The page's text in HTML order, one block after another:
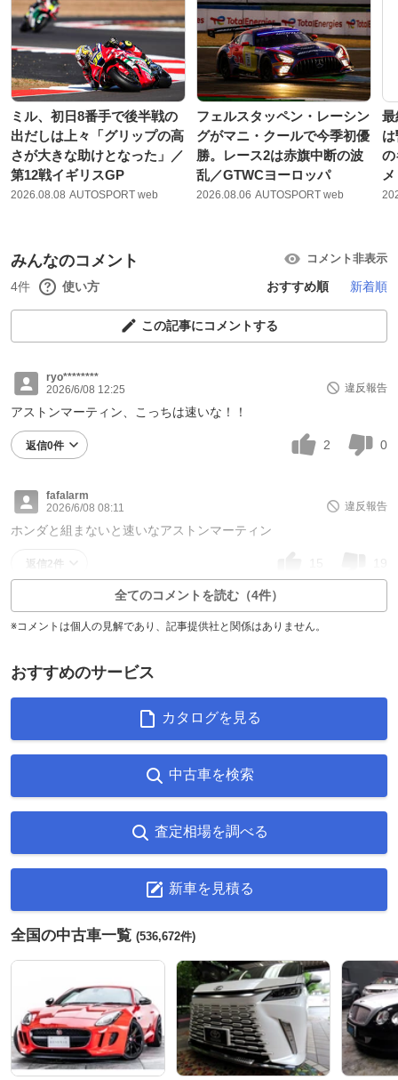
ミル、初日8番手で後半戦の
出だしは上々「グリップの高
さが大きな助けとなった」／
第12戦イギリスGP
2026.08.08 AUTOSPORT web
フェルスタッペン・レーシン
グがマニ・クールで今季初優
勝。レース2は赤旗中断の波
乱／GTWCヨーロッパ
2026.08.06 AUTOSPORT web
最
の
みんなのコメント コメント非表示
4件 使い方 おすすめ順 新着順
この記事にコメントする
ryo********
2026/6/08 12:25
違反報告
アストンマーティン、こっちは速いな！！
返信0件 2 0
fafalarm
2026/6/08 08:11
違反報告
ホンダと組まないと速いなアストンマーティン
返信2件 15
全てのコメントを読む（4件）
※コメントは個人の見解であり、記事提供社と関係はありません。
おすすめのサービス
カタログを見る
中古車を検索
査定相場を調べる
新車を見積る
全国の中古車一覧 (536,672件)